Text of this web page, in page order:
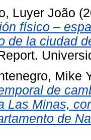
Luyer João
físico –
de la ciudad
Mike
de
Las Minas,
de